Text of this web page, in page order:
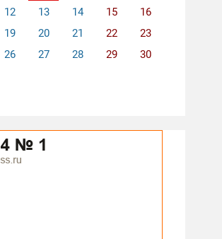
12 13 14 15
16
19 20 21 22
23
26 27 28 29
30